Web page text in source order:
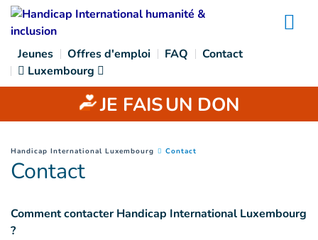
Goto main content
Jeunes Offres d'emploi FAQ
Contact
Luxembourg
JE FAISUN DON
You are here :
Handicap International Luxembourg Contact
Contact
Comment contacter Handicap International Luxembourg
?